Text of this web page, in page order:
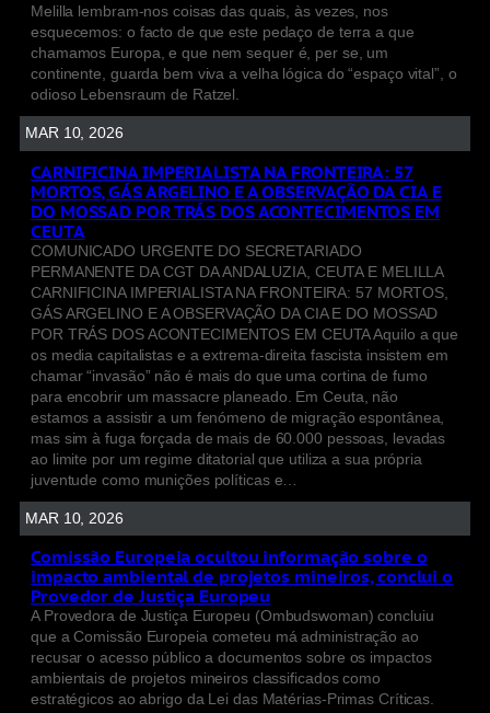
Melilla lembram-nos coisas das quais, às vezes, nos
esquecemos: o facto de que este pedaço de terra a que
chamamos Europa, e que nem sequer é, per se, um
continente, guarda bem viva a velha lógica do “espaço vital”, o
odioso Lebensraum de Ratzel.
MAR 10, 2026
CARNIFICINA IMPERIALISTA NA FRONTEIRA: 57
MORTOS, GÁS ARGELINO E A OBSERVAÇÃO DA CIA E
DO MOSSAD POR TRÁS DOS ACONTECIMENTOS EM
CEUTA
COMUNICADO URGENTE DO SECRETARIADO
PERMANENTE DA CGT DA ANDALUZIA, CEUTA E MELILLA
CARNIFICINA IMPERIALISTA NA FRONTEIRA: 57 MORTOS,
GÁS ARGELINO E A OBSERVAÇÃO DA CIA E DO MOSSAD
POR TRÁS DOS ACONTECIMENTOS EM CEUTA Aquilo a que
os media capitalistas e a extrema-direita fascista insistem em
chamar “invasão” não é mais do que uma cortina de fumo
para encobrir um massacre planeado. Em Ceuta, não
estamos a assistir a um fenómeno de migração espontânea,
mas sim à fuga forçada de mais de 60.000 pessoas, levadas
ao limite por um regime ditatorial que utiliza a sua própria
juventude como munições políticas e…
MAR 10, 2026
Comissão Europeia ocultou informação sobre o
impacto ambiental de projetos mineiros, conclui o
Provedor de Justiça Europeu
A Provedora de Justiça Europeu (Ombudswoman) concluiu
que a Comissão Europeia cometeu má administração ao
recusar o acesso público a documentos sobre os impactos
ambientais de projetos mineiros classificados como
estratégicos ao abrigo da Lei das Matérias-Primas Críticas.